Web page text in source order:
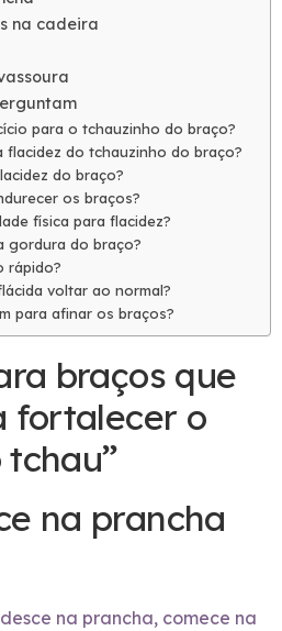
na cadeira
para o tchauzinho do braço?
flacidez do tchauzinho do braço?
do braço?
os braços?
física para flacidez?
gordura do braço?
rápido?
voltar ao normal?
para afinar os braços?
braços que
fortalecer o
tchau”
na prancha
na prancha, comece na